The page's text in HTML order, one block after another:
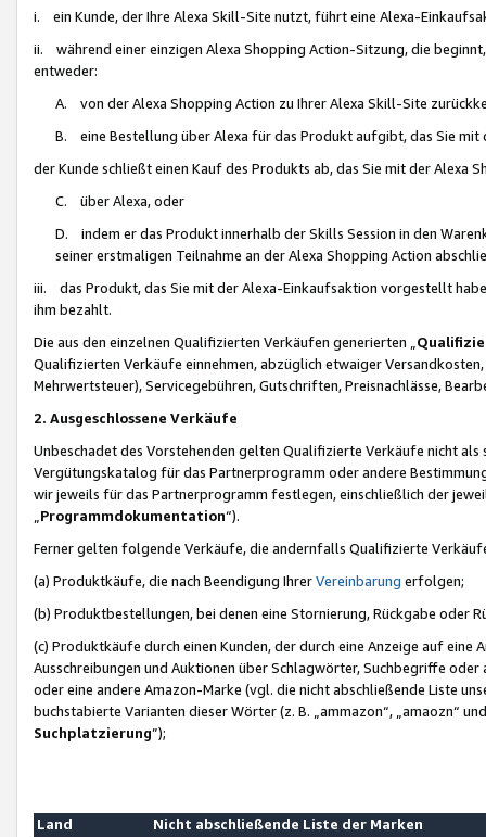
i. ein Kunde, der Ihre Alexa Skill-Site nutzt, führt eine Alexa-
ii. während einer einzigen Alexa Shopping Action-Sitzung, die
entweder:
A. von der Alexa Shopping Action zu Ihrer Alexa Skill-Site
B. eine Bestellung über Alexa für das Produkt aufgibt, das Sie mit
der Kunde schließt einen Kauf des Produkts ab, das Sie mit der Alexa
C. über Alexa, oder
D. indem er das Produkt innerhalb der Skills Session in den
seiner erstmaligen Teilnahme an der Alexa Shopping Action
iii. das Produkt, das Sie mit der Alexa-Einkaufsaktion vorgestellt
ihm bezahlt.
Die aus den einzelnen Qualifizierten Verkäufen generierten „
Qualifizierten Verkäufe einnehmen, abzüglich etwaiger
Mehrwertsteuer), Servicegebühren, Gutschriften, Preisnachlässe,
2. Ausgeschlossene Verkäufe
Unbeschadet des Vorstehenden gelten Qualifizierte Verkäufe nicht
Vergütungskatalog für das Partnerprogramm oder andere
wir jeweils für das Partnerprogramm festlegen, einschließlich der
Programmdokumentation“).
Ferner gelten folgende Verkäufe, die andernfalls Qualifizierte
(a) Produktkäufe, die nach Beendigung IhrerVereinbarung erfolgen;
(b) Produktbestellungen, bei denen eine Stornierung, Rückgabe oder
(c) Produktkäufe durch einen Kunden, der durch eine Anzeige auf
Ausschreibungen und Auktionen über Schlagwörter, Suchbegriffe
oder eine andere Amazon-Marke (vgl. die nicht abschließende Liste
buchstabierte Varianten dieser Wörter (z. B. „ammazon“, „amaozn“
Suchplatzierung”);
Land
Nicht abschließende Liste der Marken